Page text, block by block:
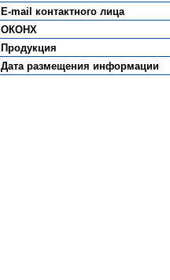
E-mail контактного лица
ОКОНХ
Продукция
Дата размещения информации